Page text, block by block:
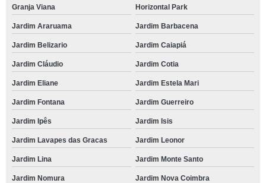
Granja Viana Horizontal Park
Jardim Araruama Jardim Barbacena
Jardim Belizario Jardim Caiapiá
Jardim Cláudio Jardim Cotia
Jardim Eliane Jardim Estela Mari
Jardim Fontana Jardim Guerreiro
Jardim Ipês Jardim Isis
Jardim Lavapes das Gracas Jardim Leonor
Jardim Lina Jardim Monte Santo
Jardim Nomura Jardim Nova Coimbra